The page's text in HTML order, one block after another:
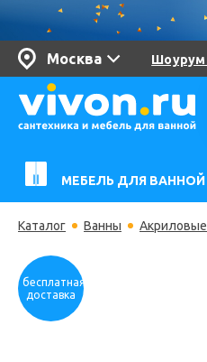
Москва Шоурум
МЕБЕЛЬ ДЛЯ ВАННОЙ
Каталог Ванны
бесплатная
доставка